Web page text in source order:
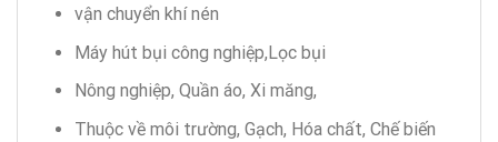
vận chuyển khí nén
Máy hút bụi công nghiệp,Lọc bụi
Nông nghiệp, Quần áo, Xi măng,
Thuộc về môi trường, Gạch, Hóa chất, Chế biến